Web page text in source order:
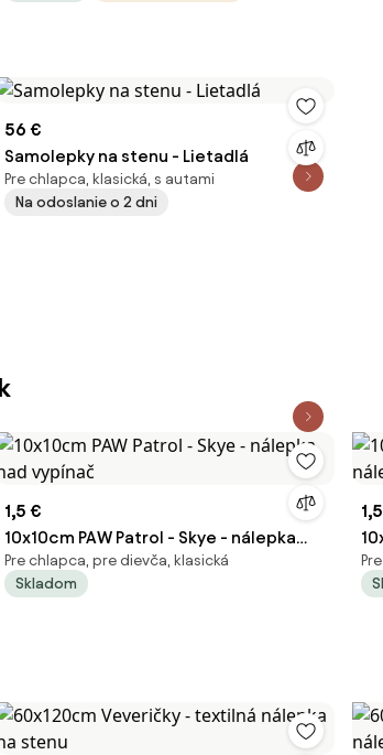
56 €
Samolepky na stenu - Lietadlá
Pre chlapca, klasická, s autami
Na odoslanie o 2 dni
1,5 €
10x10cm PAW Patrol - Skye - nálepka
nad vypínač
Pre chlapca, pre dievča, klasická
Skladom